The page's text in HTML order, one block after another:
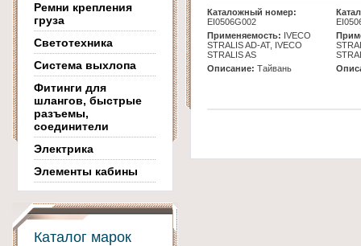
Ремни крепления
груза
Светотехника
Система выхлопа
Фитинги для
шлангов, быстрые
разъемы,
соединители
Электрика
Элементы кабины
Каталог марок
Каталожный номер:
EI0506G002
Применяемость: IVECO
STRALIS AD-AT, IVECO
STRALIS AS
Описание: Тайвань